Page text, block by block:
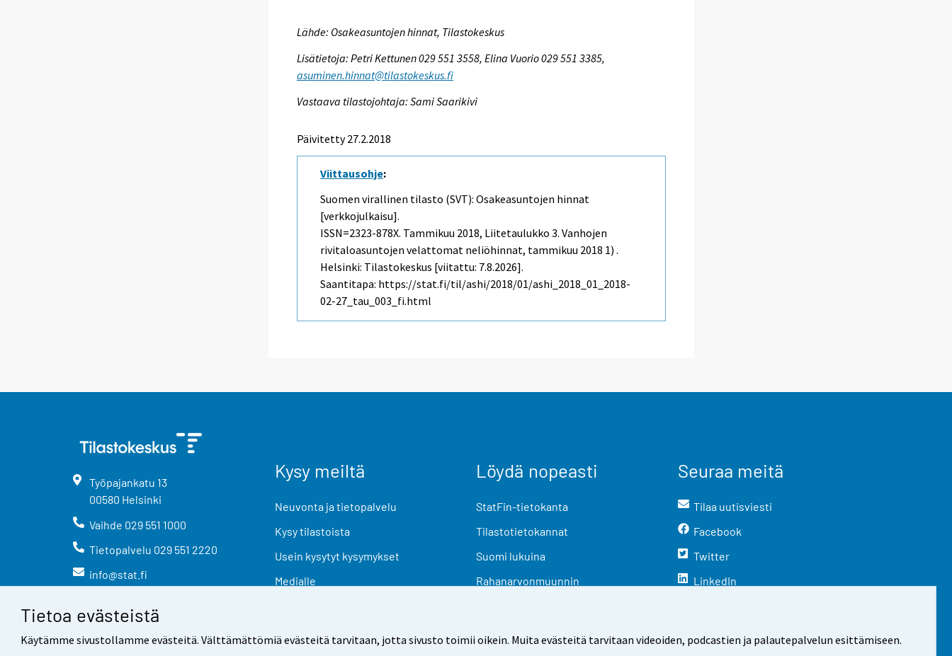
Tietoa evästeistä
Käytämme sivustollamme evästeitä. Välttämättömiä evästeitä tarvitaan, jotta sivusto toimii oikein. Muita evästeitä tarvitaan videoiden, podcastien ja palautepalvelun esittämiseen.
Lähde: Osakeasuntojen hinnat, Tilastokeskus
Lisätietoja: Petri Kettunen 029 551 3558, Elina Vuorio 029 551 3385,
asuminen.hinnat@tilastokeskus.fi
Vastaava tilastojohtaja: Sami Saarikivi
Päivitetty 27.2.2018
Viittausohje:
Suomen virallinen tilasto (SVT): Osakeasuntojen hinnat
[verkkojulkaisu].
ISSN=2323-878X. Tammikuu 2018, Liitetaulukko 3. Vanhojen
rivitaloasuntojen velattomat neliöhinnat, tammikuu 2018 1) .
Helsinki: Tilastokeskus [viitattu: 7.8.2026].
Saantitapa: https://stat.fi/til/ashi/2018/01/ashi_2018_01_2018-
02-27_tau_003_fi.html
Työpajankatu 13
00580 Helsinki
Vaihde 029 551 1000
Tietopalvelu 029 551 2220
info@stat.fi
Kysy meiltä
Neuvonta ja tietopalvelu
Kysy tilastoista
Usein kysytyt kysymykset
Medialle
Löydä nopeasti
StatFin-tietokanta
Tilastotietokannat
Suomi lukuina
Rahanarvonmuunnin
Seuraa meitä
Tilaa uutisviesti
Facebook
Twitter
LinkedIn